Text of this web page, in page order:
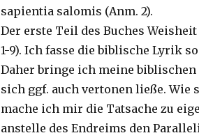
sapientia salomis (Anm. 2).
Der erste Teil des Buches
1-9). Ich fasse die biblische Lyrik
Daher bringe ich meine
sich ggf. auch vertonen ließe. Wie
mache ich mir die Tatsache zu
anstelle des Endreims den